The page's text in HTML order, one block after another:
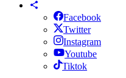
Facebook
Twitter
Instagram
Youtube
Tiktok